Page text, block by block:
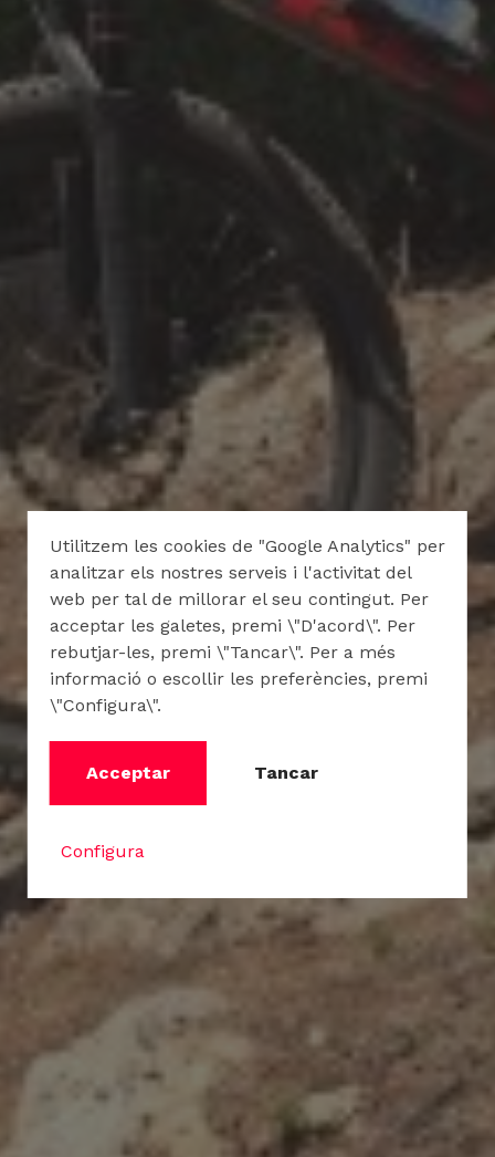
Utilitzem les cookies de "Google Analytics" per
analitzar els nostres serveis i l'activitat del
web per tal de millorar el seu contingut. Per
acceptar les galetes, premi \"D'acord\". Per
rebutjar-les, premi \"Tancar\". Per a més
informació o escollir les preferències, premi
\"Configura\".
Acceptar Tancar
Configura